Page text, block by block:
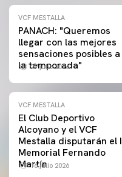
VCF MESTALLA
PANACH: "Queremos
llegar con las mejores
sensaciones posibles a
la temporada"
27 julio 2026
VCF MESTALLA
El Club Deportivo
Alcoyano y el VCF
Mestalla disputarán el I
Memorial Fernando
Martín
16 julio 2026